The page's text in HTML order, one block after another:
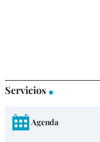
Servicios
Agenda